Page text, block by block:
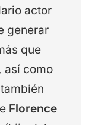
actor
generar
que
así como
Florence